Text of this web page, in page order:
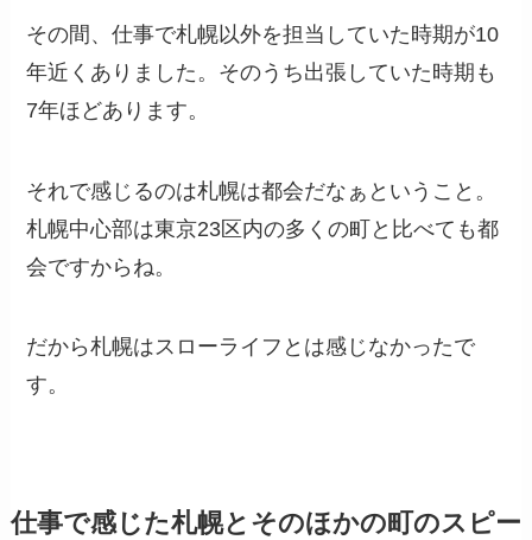
その間、仕事で札幌以外を担当していた時期が10
年近くありました。そのうち出張していた時期も
7年ほどあります。
それで感じるのは札幌は都会だなぁということ。
札幌中心部は東京23区内の多くの町と比べても都
会ですからね。
だから札幌はスローライフとは感じなかったで
す。
仕事で感じた札幌とそのほかの町のスピー